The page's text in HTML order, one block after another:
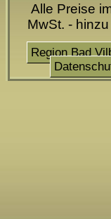
Alle Preise
MwSt. -
Region Bad